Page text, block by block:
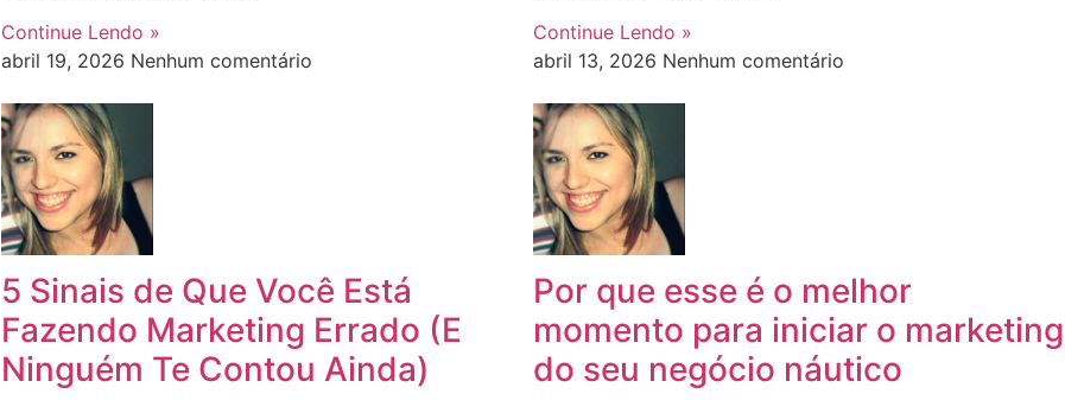
Continue Lendo »
abril 19, 2026 Nenhum comentário
Continue Lendo »
abril 13, 2026 Nenhum comentário
5 Sinais de Que Você Está
Fazendo Marketing Errado (E
Ninguém Te Contou Ainda)
Por que esse é o melhor
momento para iniciar o marketing
do seu negócio náutico